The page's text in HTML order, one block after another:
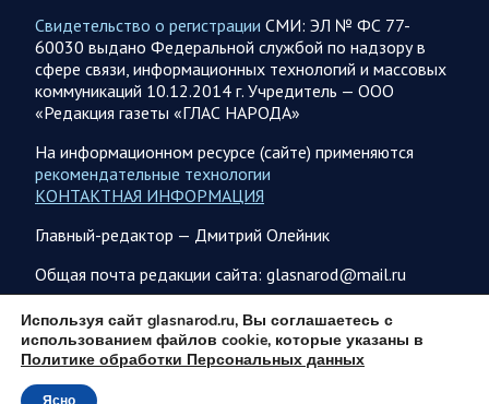
Белгородской, Брянской, Воронежской, Курской, Липецкой,
Орловской,…
08.08.2026 09:45
Саратовская область
После реализации инвестиционного проекта
Аткарской птицефабрики предприятию необходимо
помочь с реализацией продукции в сетевых магазинах
Соответствующую задачу обозначил губернатор Роман
Бусаргин перед министерством сельского хозяйства
Саратовской области. Губернатор Саратовской области
Роман Бусаргин в Аткарске…
08.08.2026 09:04
Саратовская область
На Кумысной поляне Саратове проводится
Свидетельство о регистрации СМИ: ЭЛ № ФС 77-
60030 выдано Федеральной службой по надзору в
сфере связи, информационных технологий и массовых
коммуникаций 10.12.2014 г. Учредитель — ООО
«Редакция газеты «ГЛАС НАРОДА»
На информационном ресурсе (сайте) применяются
рекомендательные технологии
КОНТАКТНАЯ ИНФОРМАЦИЯ
Главный-редактор — Дмитрий Олейник
Общая почта редакции сайта: glasnarod@mail.ru
ПОДПИСКА
Используя сайт glasnarod.ru, Вы соглашаетесь с
использованием файлов cookie, которые указаны в
Политике обработки Персональных данных